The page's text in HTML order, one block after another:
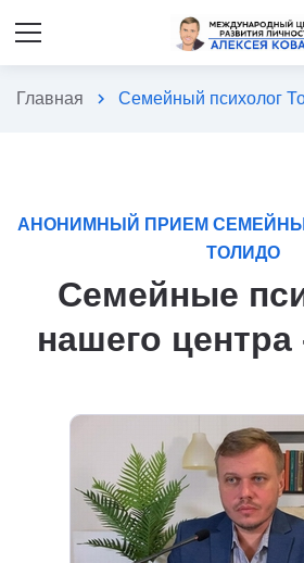
Главная chevron_right Семейный психолог
АНОНИМНЫЙ ПРИЕМ
ТОЛИДО
Семейные
нашего